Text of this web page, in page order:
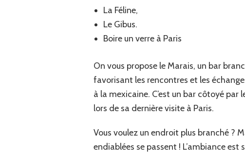
La Féline,
Le Gibus.
Boire un verre à Paris
On vous propose le Marais, un bar
favorisant les rencontres et les
à la mexicaine. C’est un bar côtoyé
lors de sa dernière visite à Paris.
Vous voulez un endroit plus branché ?
endiablées se passent ! L’ambiance